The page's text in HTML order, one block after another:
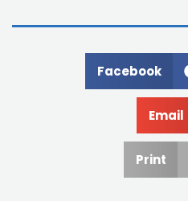
Facebook
Email
Print